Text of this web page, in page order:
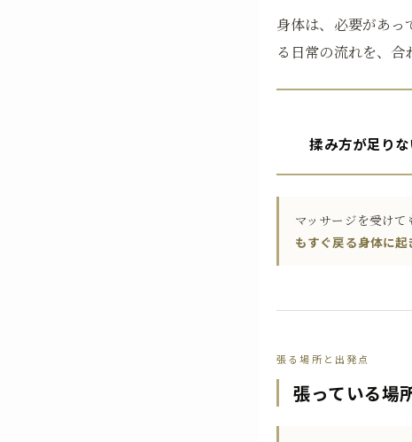
身体は、必要があ
る日常の流れを、合
揉み方が足り
マッサージを受けて
もすぐ戻る身体に
張る場所と出発点
張っている場